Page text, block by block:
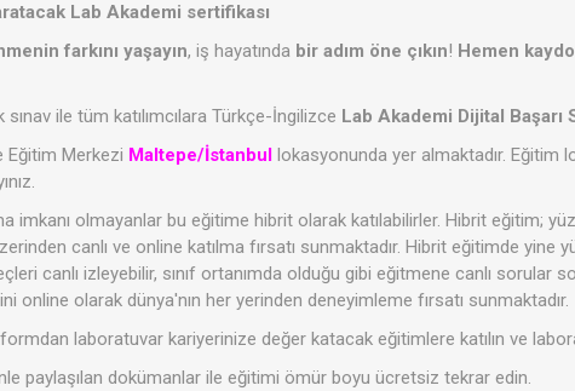
Lab Akademi sertifikası
farkını yaşayın, iş hayatında bir adım öne çıkın! Hemen
ile tüm katılımcılara Türkçe-İngilizce Lab Akademi Dijital Başarı
Eğitim Merkezi Maltepe/İstanbul lokasyonunda yer almaktadır. Eğitim
imkanı olmayanlar bu eğitime hibrit olarak katılabilirler. Hibrit eğitim;
canlı ve online katılma fırsatı sunmaktadır. Hibrit eğitimde yine
canlı izleyebilir, sınıf ortanımda olduğu gibi eğitmene canlı sorular
online olarak dünya'nın her yerinden deneyimleme fırsatı sunmaktadır.
laboratuvar kariyerinize değer katacak eğitimlere katılın ve
paylaşılan dokümanlar ile eğitimi ömür boyu ücretsiz tekrar edin.